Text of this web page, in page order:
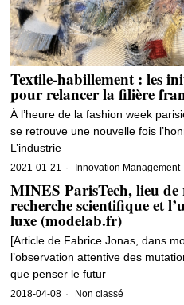
Textile-habillement : les
pour relancer la filière
À l’heure de la fashion week
se retrouve une nouvelle fois
L’industrie
2021-01-21 Innovation Management
MINES ParisTech, lieu
recherche scientifique et
luxe (modelab.fr)
[Article de Fabrice Jonas, dans
l’observation attentive des
que penser le futur
2018-04-08 Non classé